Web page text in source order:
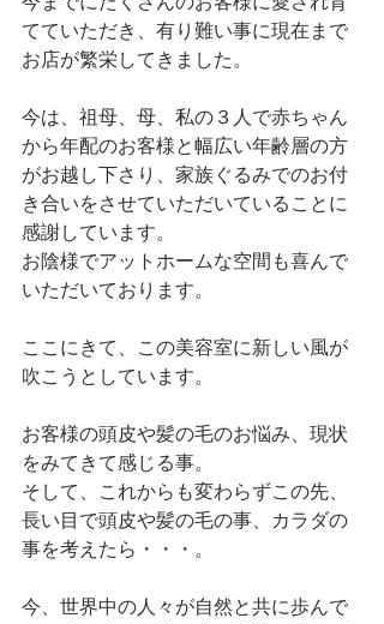
てていただき、有り難い事に現在まで
お店が繁栄してきました。
今は、祖母、母、私の３人で赤ちゃん
から年配のお客様と幅広い年齢層の方
がお越し下さり、家族ぐるみでのお付
き合いをさせていただいていることに
感謝しています。
お陰様でアットホームな空間も喜んで
いただいております。
ここにきて、この美容室に新しい風が
吹こうとしています。
お客様の頭皮や髪の毛のお悩み、現状
をみてきて感じる事。
そして、これからも変わらずこの先、
長い目で頭皮や髪の毛の事、カラダの
事を考えたら・・・。
今、世界中の人々が自然と共に歩んで